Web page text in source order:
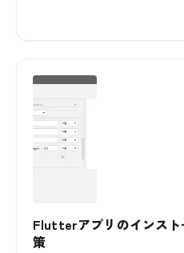
Flutterアプリのインスト
策